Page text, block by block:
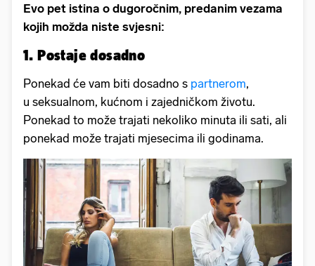
Evo pet istina o dugoročnim, predanim vezama
kojih možda niste svjesni:
1. Postaje dosadno
Ponekad će vam biti dosadno s partnerom,
u seksualnom, kućnom i zajedničkom životu.
Ponekad to može trajati nekoliko minuta ili sati, ali
ponekad može trajati mjesecima ili godinama.